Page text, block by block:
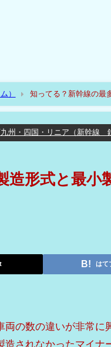
）
知ってる？新幹線の最
州・四国・リニア（新幹線
造形式と最小
はて
の数の違いが非常に
造されなかったマイ